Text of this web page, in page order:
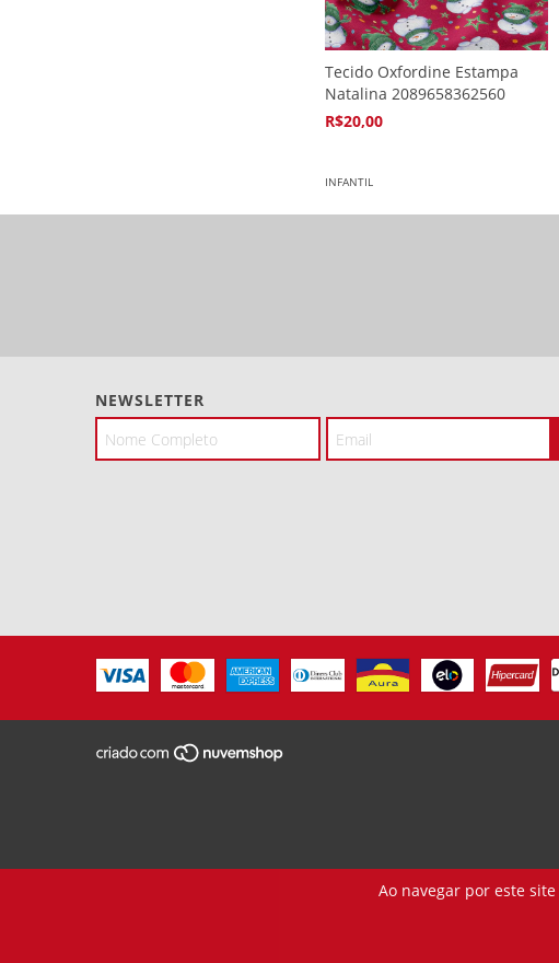
Ao navegar por este site
Tecido Oxfordine Estampa
Natalina 2089658362560
R$20,00
INFANTIL
NEWSLETTER